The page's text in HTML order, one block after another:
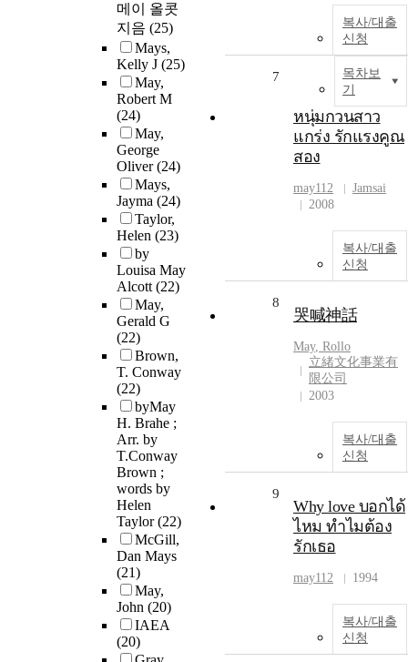
메이 올콧
지음 (25)
Mays,
Kelly J (25)
May,
Robert M
(24)
May,
George
Oliver(24)
Mays,
Jayma (24)
Taylor,
Helen (23)
by
Louisa May
Alcott(22)
May,
Gerald G
(22)
Brown,
T. Conway
(22)
byMay
H. Brahe ;
Arr. by
T.Conway
Brown ;
words by
Helen
Taylor(22)
McGill,
Dan Mays
(21)
May,
John (20)
IAEA
(20)
복사/대출
신청
목차보
기
7
หนุ่มกวนสาว
แกร่ง รักแรงคูณ
สอง
may112
Jamsai
2008
복사/대출
신청
8
哭喊神話
May, Rollo
立緒文化事業有
限公司
2003
복사/대출
신청
9
Why love บอกได้
ไหม ทำไมต้อง
รักเธอ
may112 1994
복사/대출
신청